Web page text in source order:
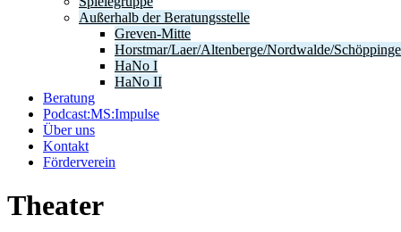
Außerhalb der Beratungsstelle
Greven-Mitte
Horstmar/Laer/Altenberge/Nordwalde/
HaNo I
HaNo II
Beratung
Podcast:MS:Impulse
Über uns
Kontakt
Förderverein
Theater